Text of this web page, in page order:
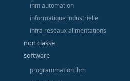
ihm automation
informatique industrielle
infra reseaux alimentations
non classe
software
programmation ihm